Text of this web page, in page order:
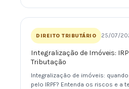
DIREITO TRIBUTÁRIO 25/07/
Integralização de Imóveis:
Tributação
Integralização de imóveis:
pelo IRPF? Entenda os riscos e a